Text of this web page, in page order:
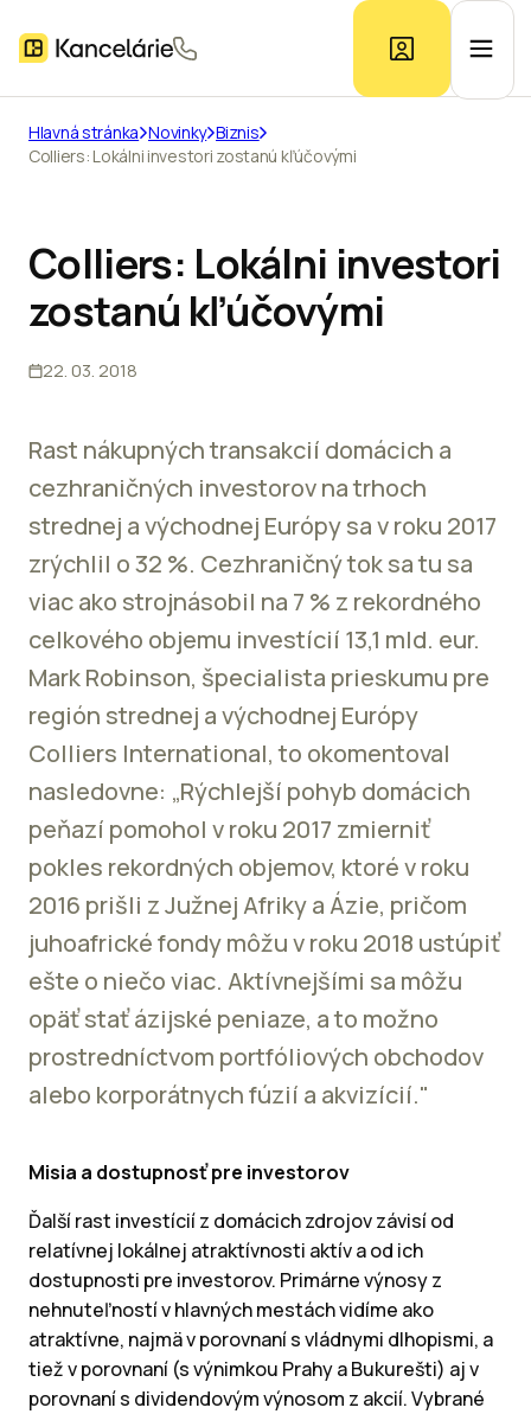
Ponuka kancelárií
Prieskum trhu
Kontakt
Hlavná stránka Novinky Biznis
Colliers: Lokálni investori zostanú kľúčovými
Colliers: Lokálni investori
zostanú kľúčovými
22. 03. 2018
Rast nákupných transakcií domácich a
cezhraničných investorov na trhoch
strednej a východnej Európy sa v roku 2017
zrýchlil o 32 %. Cezhraničný tok sa tu sa
viac ako strojnásobil na 7 % z rekordného
celkového objemu investícií 13,1 mld. eur.
Mark Robinson, špecialista prieskumu pre
región strednej a východnej Európy
Colliers International, to okomentoval
nasledovne: „Rýchlejší pohyb domácich
peňazí pomohol v roku 2017 zmierniť
pokles rekordných objemov, ktoré v roku
2016 prišli z Južnej Afriky a Ázie, pričom
juhoafrické fondy môžu v roku 2018 ustúpiť
ešte o niečo viac. Aktívnejšími sa môžu
opäť stať ázijské peniaze, a to možno
prostredníctvom portfóliových obchodov
alebo korporátnych fúzií a akvizícií."
Misia a dostupnosť pre investorov
Ďalší rast investícií z domácich zdrojov závisí od
relatívnej lokálnej atraktívnosti aktív a od ich
dostupnosti pre investorov. Primárne výnosy z
nehnuteľností v hlavných mestách vidíme ako
atraktívne, najmä v porovnaní s vládnymi dlhopismi, a
tiež v porovnaní (s výnimkou Prahy a Bukurešti) aj v
porovnaní s dividendovým výnosom z akcií. Vybrané